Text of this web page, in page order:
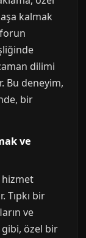
kalmak
dilimi
Bu deneyim,
bir
ve
Tıpkı bir
ve
özel bir